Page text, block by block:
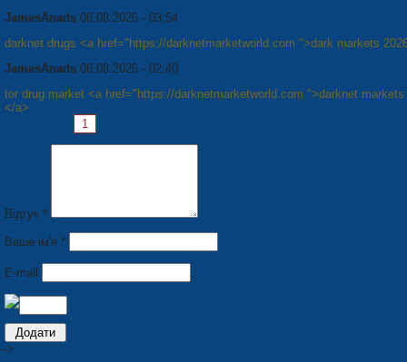
JamesAnads 06.08.2026 - 03:54
darknet drugs <a href="https://darknetmarketworld.com ">dark markets
JamesAnads 06.08.2026 - 02:40
tor drug market <a href="https://darknetmarketworld.com ">darknet markets
</a>
1
Відгук *
Ваше ім'я *
E-mail
-->